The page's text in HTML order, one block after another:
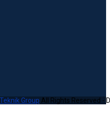
Group All Rights Reserved -